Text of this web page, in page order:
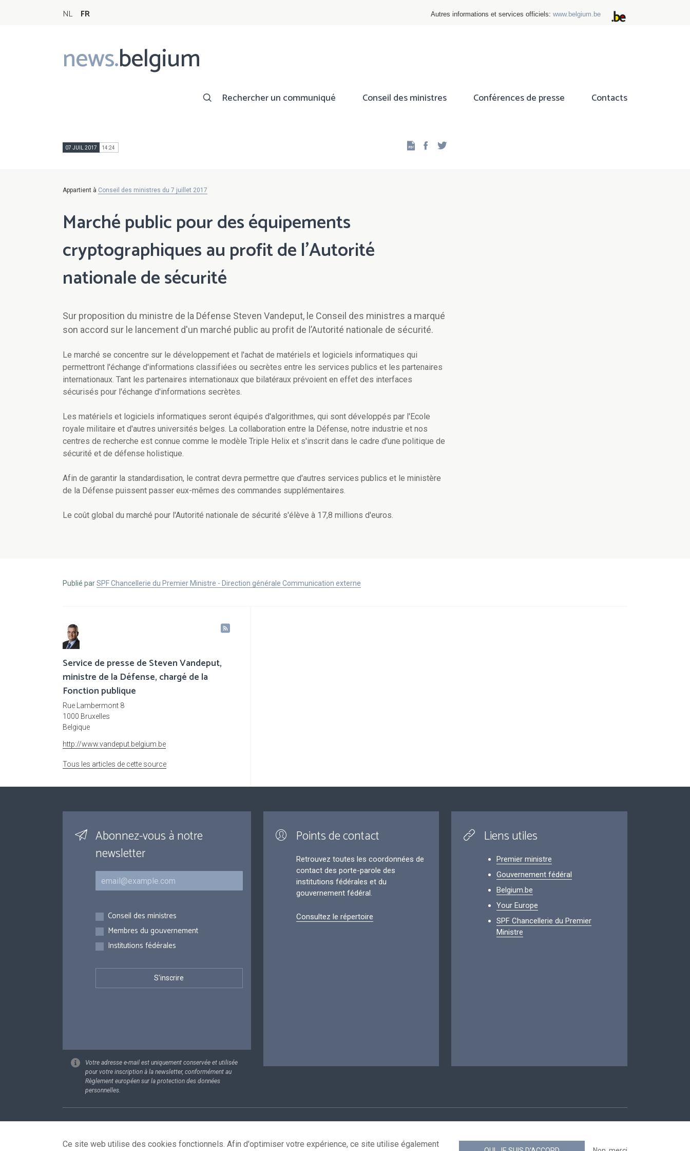
NL FR Autres informations et services officiels: www.belgium.be
news.belgium
Main
navigation
Rechercher un communiqué Conseil des ministres Conférences de presse Contacts
07 JUIL 2017 14:24 Facebook
Appartient à Conseil des ministres du 7 juillet 2017
Marché public pour des équipements
cryptographiques au profit de l’Autorité
nationale de sécurité
Sur proposition du ministre de la Défense Steven Vandeput, le Conseil des ministres a marqué
son accord sur le lancement d'un marché public au profit de l’Autorité nationale de sécurité.
Le marché se concentre sur le développement et l'achat de matériels et logiciels informatiques qui
permettront l'échange d'informations classifiées ou secrètes entre les services publics et les partenaires
internationaux. Tant les partenaires internationaux que bilatéraux prévoient en effet des interfaces
sécurisés pour l'échange d'informations secrètes.
Les matériels et logiciels informatiques seront équipés d'algorithmes, qui sont développés par l'Ecole
royale militaire et d'autres universités belges. La collaboration entre la Défense, notre industrie et nos
centres de recherche est connue comme le modèle Triple Helix et s'inscrit dans le cadre d'une politique de
sécurité et de défense holistique.
Afin de garantir la standardisation, le contrat devra permettre que d'autres services publics et le ministère
de la Défense puissent passer eux-mêmes des commandes supplémentaires.
Le coût global du marché pour l'Autorité nationale de sécurité s'élève à 17,8 millions d'euros.
Publié parSPF Chancellerie du Premier Ministre - Direction générale Communication externe
Service de presse de Steven Vandeput,
ministre de la Défense, chargé de la
Fonction publique
Rue Lambermont 8
1000 Bruxelles
Belgique
http://www.vandeput.belgium.be
Tous les articles de cette source
Abonnez-vous à notre
newsletter
Courriel
Inscriptions
Conseil des ministres
Membres du gouvernement
Institutions fédérales
Votre adresse e-mail est uniquement conservée et utilisée
pour votre inscription à la newsletter, conformément au
Règlement européen sur la protection des données
personnelles.
Points de contact
Retrouvez toutes les coordonnées de
contact des porte-parole des
institutions fédérales et du
gouvernement fédéral.
Consultez le répertoire
Liens utiles
Premier ministre
Gouvernement fédéral
Belgium.be
Your Europe
SPF Chancellerie du Premier
Ministre
Ce site web utilise des cookies fonctionnels. Afin d'optimiser votre expérience, ce site utilise également